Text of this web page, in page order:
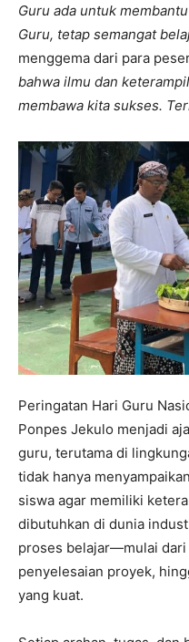
Guru ada untuk
Guru, tetap semangat
menggema dari para
bahwa ilmu dan
membawa kita sukses.
Peringatan Hari Guru
Ponpes Jekulo menjadi
guru, terutama di
tidak hanya
siswa agar memiliki
dibutuhkan di dunia
proses belajar—mulai
penyelesaian proyek,
yang kuat.